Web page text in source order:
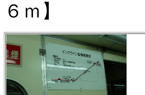
６ｍ】